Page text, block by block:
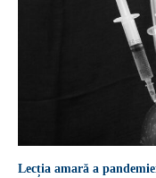
Lecția amară a